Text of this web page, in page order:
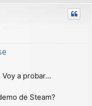
r
a probar...
de Steam?